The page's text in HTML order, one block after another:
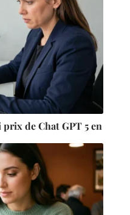
de Chat GPT 5 en